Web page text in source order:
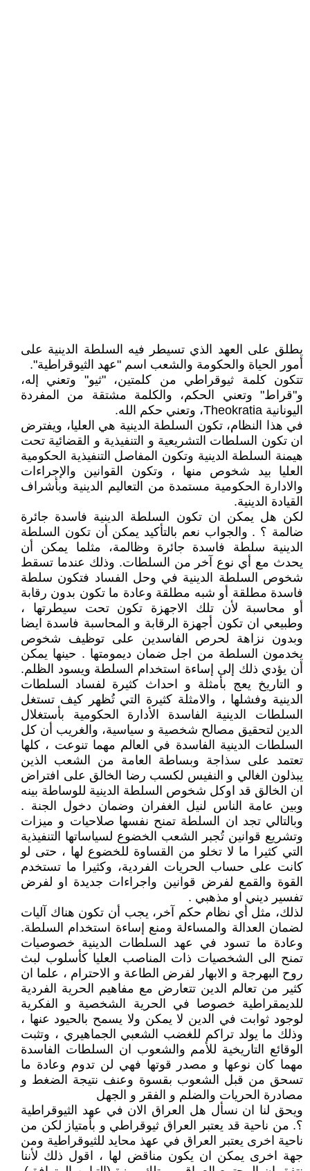
يطلق على العهد الذي تسيطر فيه السلطة الدينية على
أمور الحياة والحكومة والشعب اسم "عهد الثيوقراطية".
تتكون كلمة ثيوقراطي من كلمتين، "ثيو" وتعني إله،
و"قراط" وتعني الحكم، والكلمة مشتقة من المفردة
اليونانية Theokratia، وتعني حكم الله.
في هذا النظام، تكون السلطة الدينية هي العليا، ويفترض
ان تكون السلطات التشريعية و التنفيذية و القضائية تحت
هيمنة السلطة الدينية وتكون المفاصل التنفيذية الحكومية
العليا بيد شخوص منها ، وتكون القوانين والإجراءات
والادارة الحكومية مستمدة من التعاليم الدينية وبأشراف
القيادة الدينية.
لكن هل يمكن ان تكون السلطة الدينية فاسدة جائرة
ضالمة ؟ . والجواب نعم بالتأكيد يمكن أن تكون السلطة
الدينية سلطة فاسدة جائرة وظالمة، مثلما يمكن أن
يحدث مع أي نوع آخر من السلطات. وذلك عندما تسقط
شخوص السلطة الدينية في وحل الفساد فتكون سلطة
فاسدة مطلقة أو شبه مطلقة وعادة ما تكون بدون رقابة
أو محاسبة لأن تلك الاجهزة تكون تحت سيطرتها ،
وطبيعي ان تكون أجهزة الرقابة و المحاسبة فاسدة ايضا
وبدون نزاهة لحرص الفاسدين على توظيف شخوص
يخدمون السلطة من اجل ضمان ديمومتها . حينها يمكن
أن يؤدي ذلك إلى إساءة استخدام السلطة ويسود الظلم.
و التاريخ يعج بأمثلة و احداث كثيرة لفساد السلطات
الدينية وفشلها ، والامثلة كثيرة التي تُظهر كيف تستغل
السلطات الدينية الفاسدة الأدارة الحكومية بأستغلال
الدين لتحقيق مصالح شخصية و سياسية، والغريب أن كل
السلطات الدينية الفاسدة في العالم مهما تنوعت ، كلها
تعتمد على سذاجة وبساطة العامة من الشعب الذين
يبذلون الغالي و النفيس لكسب رضا الخالق على افتراض
ان الخالق قد اوكل شخوص السلطة الدينية للوساطة بينه
وبين عامة الناس لنيل الغفران وضمان دخول الجنة .
وبالتالي تجد ان السلطة تمنح نفسها صلاحيات و ميزات
وتشريع قوانين تُجبر الشعب الخضوع لسياساتها التنفيذية
التي كثيرا ما لا تخلو من القساوة للخضوع لها ، حتى لو
كانت على حساب الحريات الفردية، وكثيرا ما تستخدم
القوة والقمع لفرض قوانين واجراءات جديدة او لفرض
تفسير ديني او مذهبي .
لذلك، مثل أي نظام حكم آخر، يجب أن تكون هناك آليات
لضمان العدالة والمساءلة ومنع إساءة استخدام السلطة.
وعادة ما تسود في عهد السلطات الدينية خصوصيات
تمنح الى الشخصيات ذات المناصب العليا كأسلوب لبث
روح البهرجة و الابهار لفرض الطاعة و الاحترام ، علما ان
كثير من تعالم الدين تتعارض مع مفاهيم الحرية الفردية
للديمقراطية خصوصا في الحرية الشخصية و الفكرية
لوجود ثوابت في الدين لا يمكن ولا يسمح بالحيود عنها ،
وذلك ما يولد تراكم للغضب الشعبي الجماهيري ، وتثبت
الوقائع التاريخية للأمم والشعوب ان السلطات الفاسدة
مهما كان نوعها و مصدر قوتها فهي لن تدوم وعادة ما
تسحق من قبل الشعوب بقسوة وعنف نتيجة الضغط و
مصادرة الحريات والضلم و الفقر و الجهل
ويحق لنا ان نسأل هل العراق الان في عهد الثيوقراطية
؟. من ناحية قد يعتبر العراق ثيوقراطي و بأمتياز لكن من
ناحية اخرى يعتبر العراق في عهذ محايد للثيوقراطية ومن
جهة اخرى يمكن ان يكون مناقض لها ، اقول ذلك لأننا